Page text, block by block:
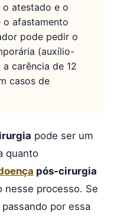
o atestado e o
o afastamento
pode pedir o
(auxílio-
carência de 12
casos de
pode ser um
quanto
pós-cirurgia
nesse processo. Se
por essa